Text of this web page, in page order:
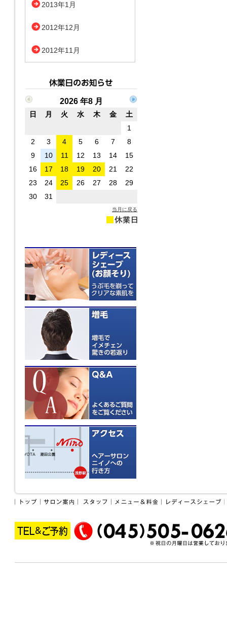
2013年1月
2012年12月
2012年11月
2026 年8 月
日 月 火 水 木 金
土
1
2
3 4 5 6 7
8
9
10 11 12 13 14
15
16
17 18 19 20 21
22
23
24 25 26 27 28
29
30
31
当月に戻る